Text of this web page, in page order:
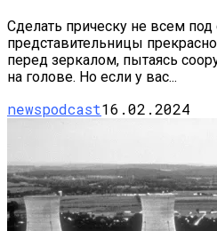
Сделать прическу не всем под
представительницы
перед зеркалом, пытаясь
на голове. Но если у вас...
newspodcast16.02.2024